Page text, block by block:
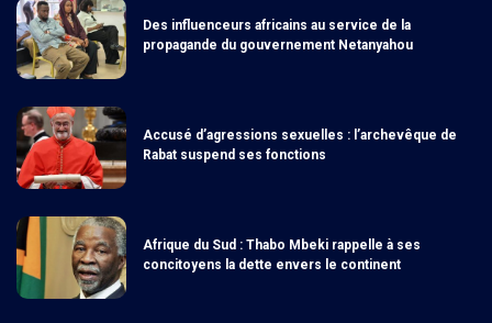
Des influenceurs africains au service de la
propagande du gouvernement Netanyahou
Accusé d’agressions sexuelles : l’archevêque de
Rabat suspend ses fonctions
Afrique du Sud : Thabo Mbeki rappelle à ses
concitoyens la dette envers le continent